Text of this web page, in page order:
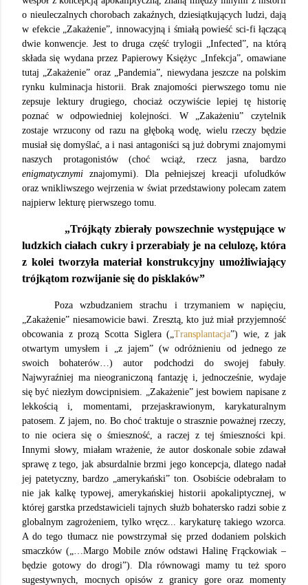
o nieuleczalnych chorobach zakaźnych, dziesiątkujących ludzi, dają
w efekcie „Zakażenie”, innowacyjną i śmiałą powieść sci-fi łączącą
dwie konwencje. Jest to druga część trylogii „Infected”, na którą
składa się wydana przez Papierowy Księżyc „Infekcja”, omawiane
tutaj „Zakażenie” oraz „Pandemia”, niewydana jeszcze na polskim
rynku kulminacja historii. Brak znajomości pierwszego tomu nie
zepsuje lektury drugiego, chociaż oczywiście lepiej tę historię
poznać w odpowiedniej kolejności. W „Zakażeniu” czytelnik
zostaje wrzucony od razu na głęboką wodę, wielu rzeczy będzie
musiał się domyślać, a i nasi antagoniści są już dobrymi znajomymi
naszych protagonistów (choć wciąż, rzecz jasna, bardzo
enigmatycznymi znajomymi). Dla pełniejszej kreacji ufoludków
oraz wnikliwszego wejrzenia w świat przedstawiony polecam zatem
najpierw lekturę pierwszego tomu.
„Trójkąty zbierały powszechnie występujące w
ludzkich ciałach cukry i przerabiały je na celulozę, która
z kolei tworzyła materiał konstrukcyjny umożliwiający
trójkątom rozwijanie się do pisklaków”
Poza wzbudzaniem strachu i trzymaniem w napięciu,
„Zakażenie” niesamowicie bawi. Zresztą, kto już miał przyjemność
obcowania z prozą Scotta Siglera („Transplantacja”) wie, z jak
otwartym umysłem i „z jajem” (w odróżnieniu od jednego ze
swoich bohaterów…) autor podchodzi do swojej fabuły.
Najwyraźniej ma nieograniczoną fantazję i, jednocześnie, wydaje
się być niezłym dowcipnisiem. „Zakażenie” jest bowiem napisane z
lekkością i, momentami, przejaskrawionym, karykaturalnym
patosem. Z jajem, no. Bo choć traktuje o strasznie poważnej rzeczy,
to nie ociera się o śmieszność, a raczej z tej śmieszności kpi.
Innymi słowy, miałam wrażenie, że autor doskonale sobie zdawał
sprawę z tego, jak absurdalnie brzmi jego koncepcja, dlatego nadał
jej patetyczny, bardzo „amerykański” ton. Osobiście odebrałam to
nie jak kalkę typowej, amerykańskiej historii apokaliptycznej, w
której garstka przedstawicieli tajnych służb bohatersko radzi sobie z
globalnym zagrożeniem, tylko wręcz... karykaturę takiego wzorca.
A do tego tłumacz nie powstrzymał się przed dodaniem polskich
smaczków („…Margo Mobile znów odstawi Halinę Frąckowiak –
będzie gotowy do drogi”). Dla równowagi mamy tu też sporo
sugestywnych, mocnych opisów z granicy gore oraz momenty